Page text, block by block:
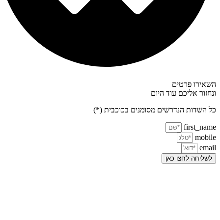
השאירו פרטים
ונחזור אליכם עוד היום
כל השדות הנדרשים מסומנים בכוכבית (*)
first_name
mobile
email
לשליחה לחצו כאן